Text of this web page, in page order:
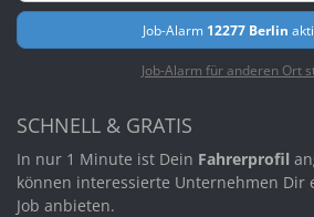
Job-Alarm 12277 Berlin
Job-Alarm für anderen Ort
SCHNELL & GRATIS
In nur 1 Minute ist Dein Fahrerprofil
können interessierte Unternehmen Dir
Job anbieten.